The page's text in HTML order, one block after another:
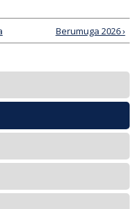
Berumuga 2026 ›